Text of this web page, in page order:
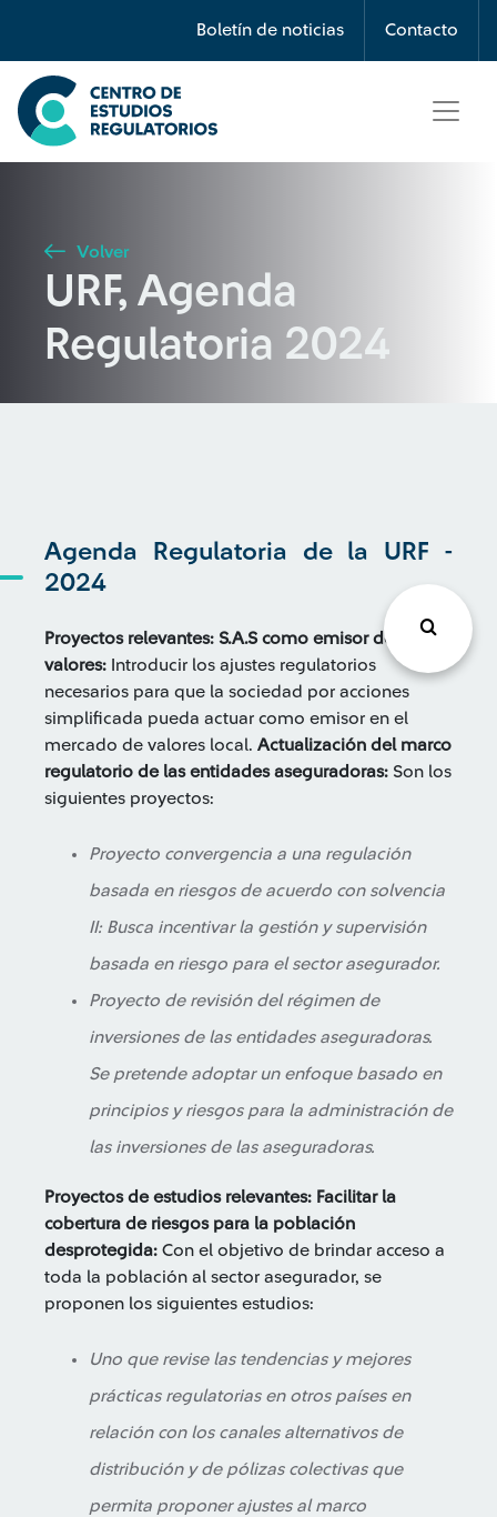
Boletín de noticias Contacto
Búsqueda
Seleccione país
Buscar
Volver
URF, Agenda
Regulatoria 2024
Agenda Regulatoria de la URF -
2024
Proyectos relevantes: S.A.S como emisor de
valores: Introducir los ajustes regulatorios
necesarios para que la sociedad por acciones
simplificada pueda actuar como emisor en el
mercado de valores local. Actualización del marco
regulatorio de las entidades aseguradoras: Son los
siguientes proyectos:
Proyecto convergencia a una regulación
basada en riesgos de acuerdo con solvencia
II: Busca incentivar la gestión y supervisión
basada en riesgo para el sector asegurador.
Proyecto de revisión del régimen de
inversiones de las entidades aseguradoras.
Se pretende adoptar un enfoque basado en
principios y riesgos para la administración de
las inversiones de las aseguradoras.
Proyectos de estudios relevantes: Facilitar la
cobertura de riesgos para la población
desprotegida: Con el objetivo de brindar acceso a
toda la población al sector asegurador, se
proponen los siguientes estudios:
Uno que revise las tendencias y mejores
prácticas regulatorias en otros países en
relación con los canales alternativos de
distribución y de pólizas colectivas que
permita proponer ajustes al marco